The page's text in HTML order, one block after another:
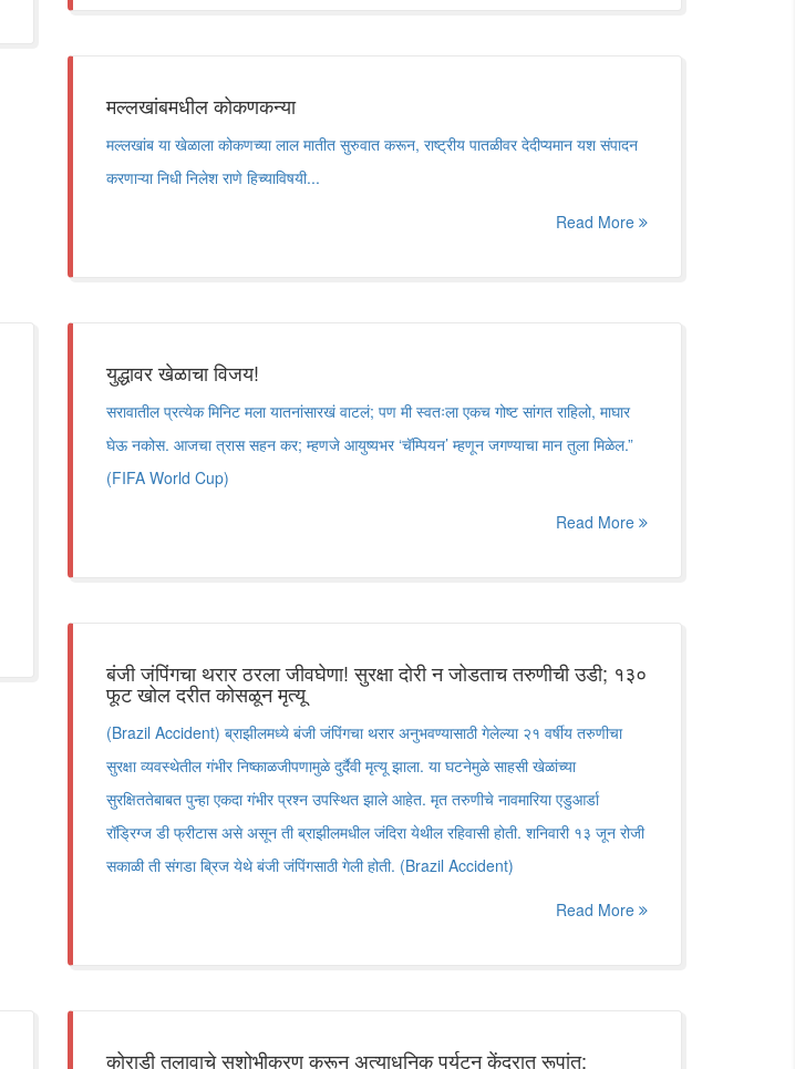
मल्लखांबमधील कोकणकन्या
मल्लखांब या खेळाला कोकणच्या लाल मातीत सुरुवात करून, राष्ट्रीय पातळीवर देदीप्यमान यश संपादन
करणाऱ्या निधी निलेश राणे हिच्याविषयी...
Read More
युद्धावर खेळाचा विजय!
सरावातील प्रत्येक मिनिट मला यातनांसारखं वाटलं; पण मी स्वतःला एकच गोष्ट सांगत राहिलो, माघार
घेऊ नकोस. आजचा त्रास सहन कर; म्हणजे आयुष्यभर ‌‘चॅम्पियन‌’ म्हणून जगण्याचा मान तुला मिळेल.”
(FIFA World Cup)
Read More
बंजी जंपिंगचा थरार ठरला जीवघेणा! सुरक्षा दोरी न जोडताच तरुणीची उडी; १३०
फूट खोल दरीत कोसळून मृत्यू
(Brazil Accident) ब्राझीलमध्ये बंजी जंपिंगचा थरार अनुभवण्यासाठी गेलेल्या २१ वर्षीय तरुणीचा
सुरक्षा व्यवस्थेतील गंभीर निष्काळजीपणामुळे दुर्दैवी मृत्यू झाला. या घटनेमुळे साहसी खेळांच्या
सुरक्षिततेबाबत पुन्हा एकदा गंभीर प्रश्न उपस्थित झाले आहेत. मृत तरुणीचे नावमारिया एडुआर्डा
रॉड्रिग्ज डी फ्रीटास असे असून ती ब्राझीलमधील जंदिरा येथील रहिवासी होती. शनिवारी १३ जून रोजी
सकाळी ती संगडा ब्रिज येथे बंजी जंपिंगसाठी गेली होती. (Brazil Accident)
Read More
कोराडी तलावाचे सुशोभीकरण करून अत्याधुनिक पर्यटन केंद्रात रूपांत;